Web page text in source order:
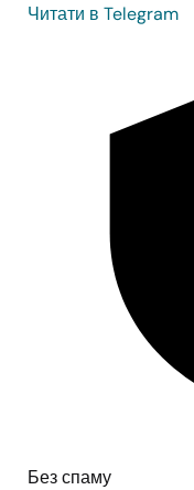
Читати в Telegram
Без спаму